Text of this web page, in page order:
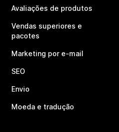
Avaliações de produtos
Vendas superiores e
pacotes
Marketing por e-mail
SEO
Envio
Moeda e tradução